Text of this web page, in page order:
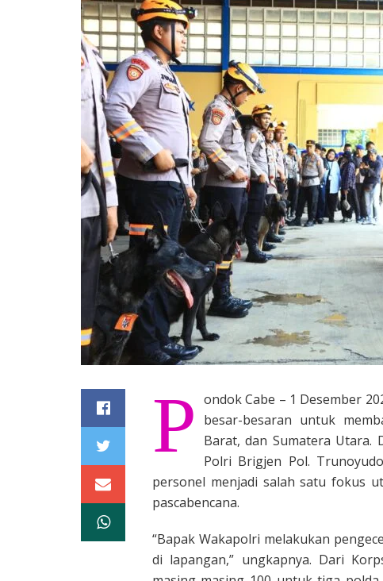
P ondok Cabe – 1 Desember
besar-besaran untuk
Barat, dan Sumatera Utara.
Polri Brigjen Pol.
personel menjadi salah satu fokus
pascabencana.
“Bapak Wakapolri melakukan
di lapangan,” ungkapnya. Dari